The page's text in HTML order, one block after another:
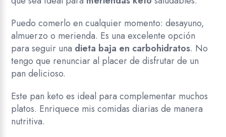
Puedo comerlo en cualquier momento: desayuno,
almuerzo o merienda. Es una excelente opción
para seguir una dieta baja en carbohidratos. No
tengo que renunciar al placer de disfrutar de un
pan delicioso.
Este pan keto es ideal para complementar muchos
platos. Enriquece mis comidas diarias de manera
nutritiva.